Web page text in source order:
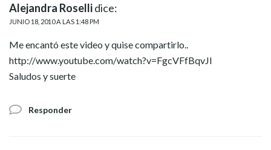
Alejandra Rosellidice:
JUNIO 18, 2010 A LAS 1:48 PM
Me encantó este video y quise compartirlo..
http://www.youtube.com/watch?v=FgcVFfBqvJI
Saludos y suerte
Responder